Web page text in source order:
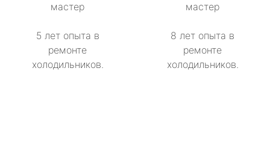
мастер
5 лет опыта в
ремонте
холодильников.
мастер
8 лет опыта в
ремонте
холодильников.